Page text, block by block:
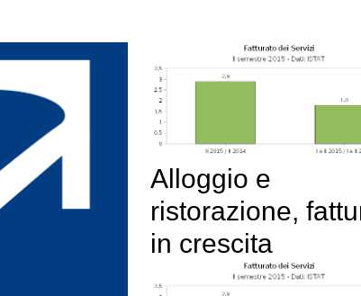
Alloggio e
ristorazione,
in crescita